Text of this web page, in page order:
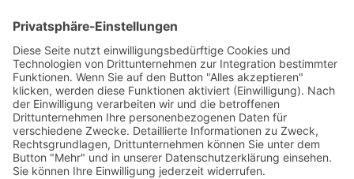
Geschäftsmodelle
›Vorstandswechsel Westenergie: Böddeling übernimmt
befristet
›Wasserstoff-Hochlauf: Dialog, Infrastruktur und
konkrete Schritte
›Solaranlage Regenbogenfarben: FC St. Pauli und
LichtBlick installieren erste weltweite Anlage